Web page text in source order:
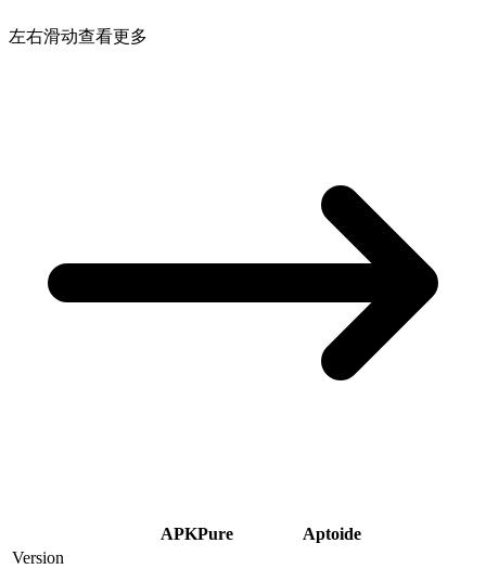
左右滑动查看更多
APKPure
Aptoide
Version